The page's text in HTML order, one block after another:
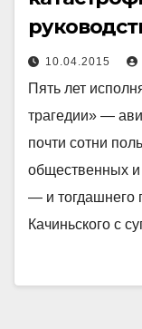
10.04.2015
Пять лет
трагедии» —
почти сотни
общественных и
— и тогдашнего
Качиньского с